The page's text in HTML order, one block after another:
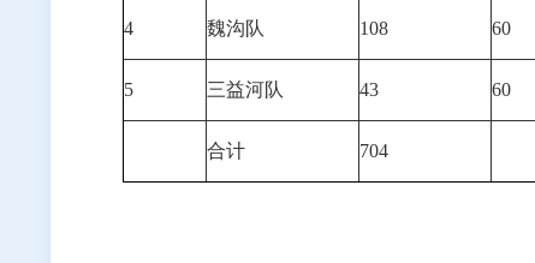
4 魏沟队 108 60
5 三益河队 43 60
合计 704